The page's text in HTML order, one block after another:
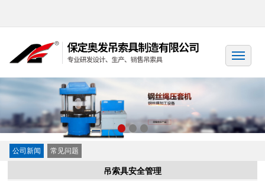
公司新闻 常见问题
吊索具安全管理